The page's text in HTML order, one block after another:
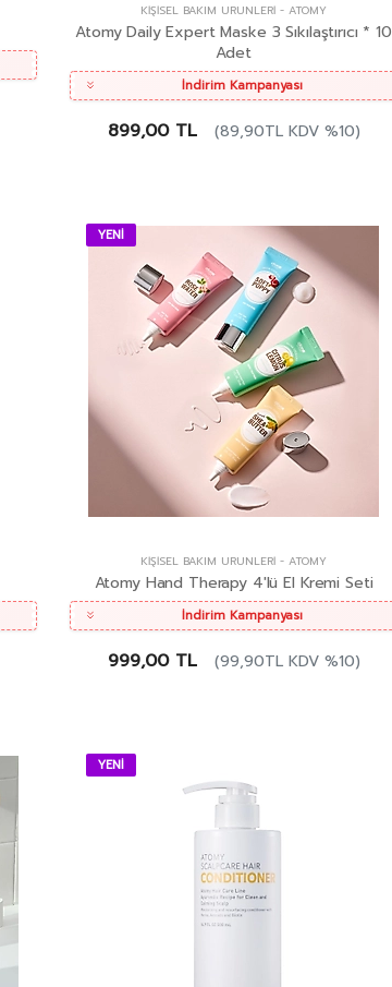
KIŞISEL BAKIM ÜRÜNLERI - ATOMY
Atomy Daily Expert Maske 3 Sıkılaştırıcı * 10
Adet
İndirim Kampanyası
899,00 TL (89,90TL KDV %10)
YENİ
KIŞISEL BAKIM ÜRÜNLERI - ATOMY
Atomy Hand Therapy 4'lü El Kremi Seti
İndirim Kampanyası
999,00 TL (99,90TL KDV %10)
YENİ